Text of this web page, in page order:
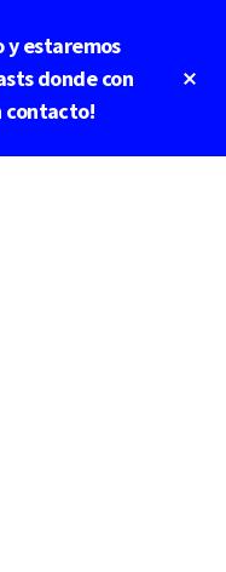
y estaremos
donde con
contacto!